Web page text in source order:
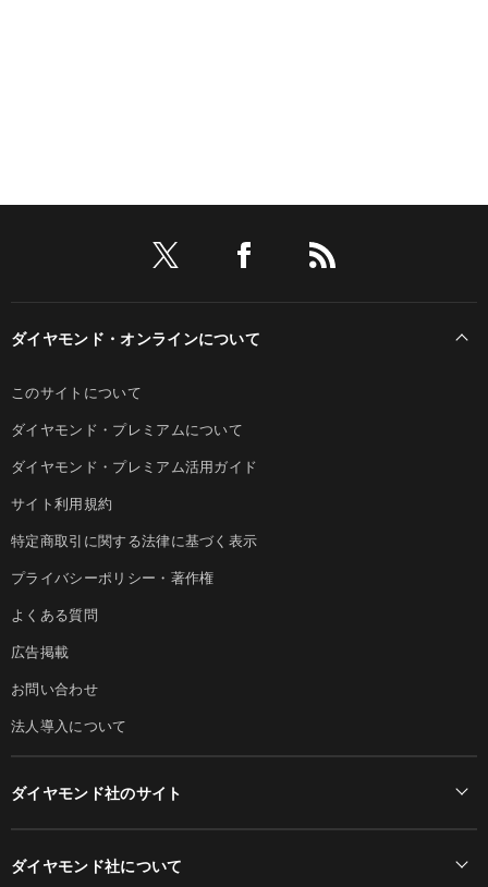
ダイヤモンド・オンラインについて
このサイトについて
ダイヤモンド・プレミアムについて
ダイヤモンド・プレミアム活用ガイド
サイト利用規約
特定商取引に関する法律に基づく表示
プライバシーポリシー・著作権
よくある質問
広告掲載
お問い合わせ
法人導入について
ダイヤモンド社のサイト
ダイヤモンド社について